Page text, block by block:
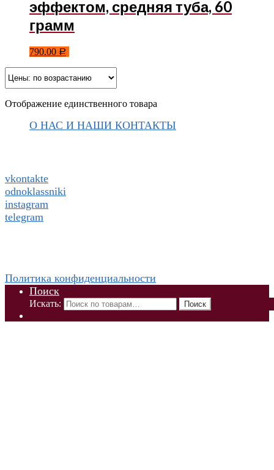
эффектом, средняя туба, 60
грамм
790.00 Р
Отображение единственного товара
О НАС И НАШИ КОНТАКТЫ
vkontakte
odnoklassniki
instagram
telegram
Политика конфиденциальности
Поиск
Искать: Поиск